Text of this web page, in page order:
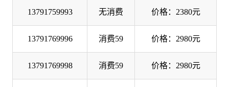
13791759993 无消费 价格：2380元
13791769996 消费59 价格：2980元
13791769998 消费59 价格：2980元